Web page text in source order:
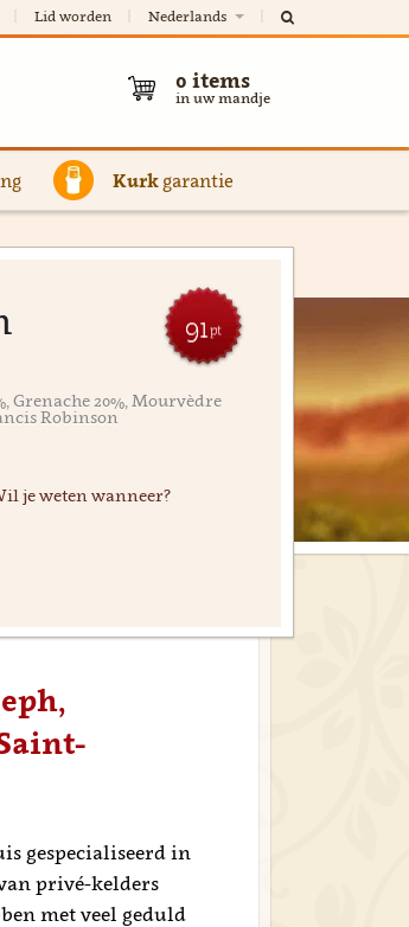
Lid worden Nederlands
0 items
in uw mandje
Kurkgarantie
91pt
Grenache 20%, Mourvèdre
Robinson
je weten wanneer?
gespecialiseerd in
privé-kelders
met veel geduld